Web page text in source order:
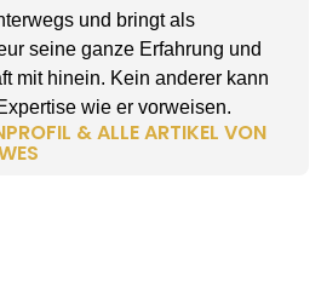
und bringt als
seine ganze Erfahrung und
mit hinein. Kein anderer kann
wie er vorweisen.
& ALLE ARTIKEL VON